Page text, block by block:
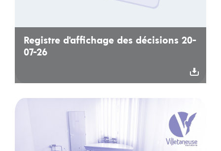
Registre d'affichage des décisions 20-
07-26